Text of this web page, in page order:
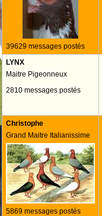
39629 messages postés
LYNX
Maitre Pigeonneux
2810 messages postés
Christophe
Grand Maitre Italianissime
5869 messages postés